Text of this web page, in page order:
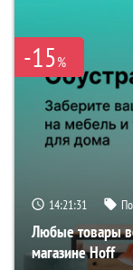
-15%
14:21:30
Любые товары
магазине Hoff